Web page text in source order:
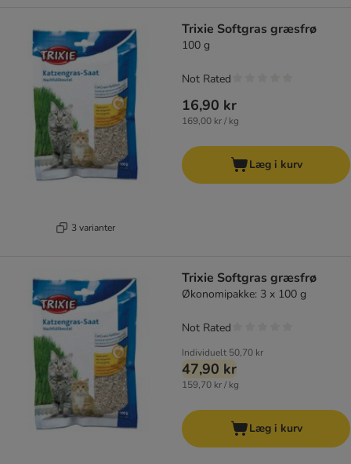
3 varianter
Trixie Softgras græsfrø
100 g
16,90 kr
169,00 kr / kg
Not Rated
Læg i kurv
Trixie Softgras græsfrø
Økonomipakke: 3 x 100 g
Individuelt 50,70 kr
47,90 kr
159,70 kr / kg
Not Rated
Læg i kurv